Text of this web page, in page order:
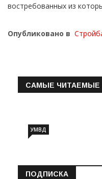
востребованных из
Опубликовано в
САМЫЕ ЧИТАЕМЫЕ
УМВД
ПОДПИСКА